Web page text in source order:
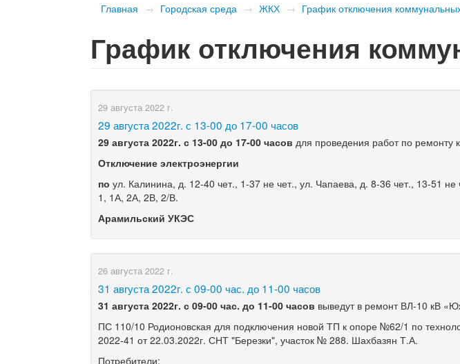
Главная → Городская среда → ЖКХ → График отключения
График отключения
29 августа 2022 г.
​29 августа 2022г. с 13-00 до 17-00 часов
29августа 2022г. с 13-00 до 17-00 часов для проведения работ по
Отключение электроэнергии
поул. Калинина, д. 12-40 чет., 1-37 не чет., ул. Чапаева, д. 8-36 чет., 13-51
1, 1А, 2А, 2В, 2/В.
Арамильский УКЭС
26 августа 2022 г.
​31 августа 2022г. с 09-00 час. до 11-00 часов
31 августа 2022г. с09-00 час. до 11-00 часов выведут в ремонт ВЛ-10 кВ
ПС 110/10 Родионовская для подключения новой ТП к опоре №62/1 по
2022-41 от 22.03.2022г. СНТ "Березки", участок № 288. Шахбазян Т.А.
Потребители: